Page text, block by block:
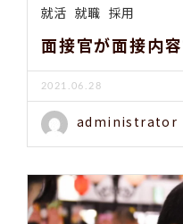
就活 就職 採用
面接官が面接内
2021.06.28
administrator